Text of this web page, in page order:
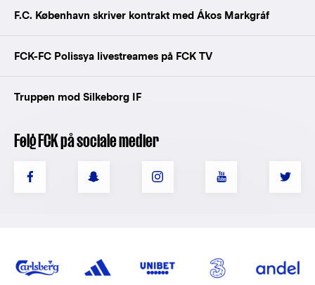
F.C. København skriver kontrakt med Ákos Markgráf
FCK-FC Polissya livestreames på FCK TV
Truppen mod Silkeborg IF
Følg FCK på sociale medier